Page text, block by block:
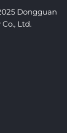
Dongguan
Ltd.